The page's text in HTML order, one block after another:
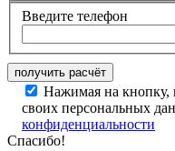
Введите телефон
Нажимая на кнопку,
своих персональных
конфиденциальности
Спасибо!